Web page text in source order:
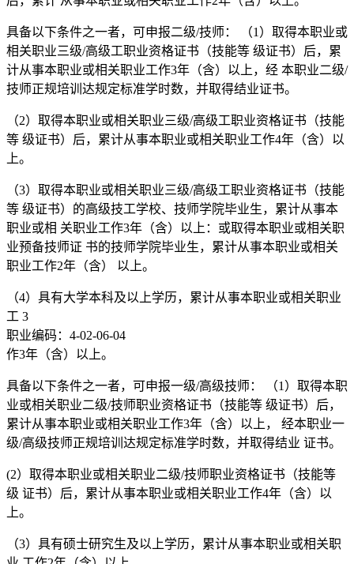
具备以下条件之一者，可申报二级/技师： （1）取得本职业或
相关职业三级/高级工职业资格证书（技能等 级证书）后，累
计从事本职业或相关职业工作3年（含）以上，经 本职业二级/
技师正规培训达规定标准学时数，并取得结业证书。
（2）取得本职业或相关职业三级/高级工职业资格证书（技能
等 级证书）后，累计从事本职业或相关职业工作4年（含）以
上。
（3）取得本职业或相关职业三级/高级工职业资格证书（技能
等 级证书）的高级技工学校、技师学院毕业生，累计从事本
职业或相 关职业工作3年（含）以上：或取得本职业或相关职
业预备技师证 书的技师学院毕业生，累计从事本职业或相关
职业工作2年（含） 以上。
（4）具有大学本科及以上学历，累计从事本职业或相关职业
工 3
职业编码：4-02-06-04
作3年（含）以上。
具备以下条件之一者，可申报一级/高级技师： （1）取得本职
业或相关职业二级/技师职业资格证书（技能等 级证书）后，
累计从事本职业或相关职业工作3年（含）以上， 经本职业一
级/高级技师正规培训达规定标准学时数，并取得结业 证书。
(2）取得本职业或相关职业二级/技师职业资格证书（技能等
级 证书）后，累计从事本职业或相关职业工作4年（含）以
上。
（3）具有硕士研究生及以上学历，累计从事本职业或相关职